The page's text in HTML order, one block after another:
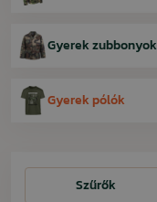
Gyerek zubbonyok
Gyerek pólók
Szűrők
Szűrők